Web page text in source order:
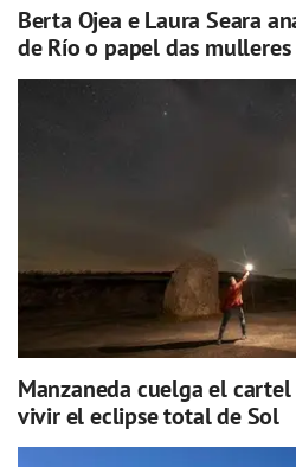
Berta Ojea e Laura Seara
de Río o papel das
Manzaneda cuelga el
vivir el eclipse total de Sol